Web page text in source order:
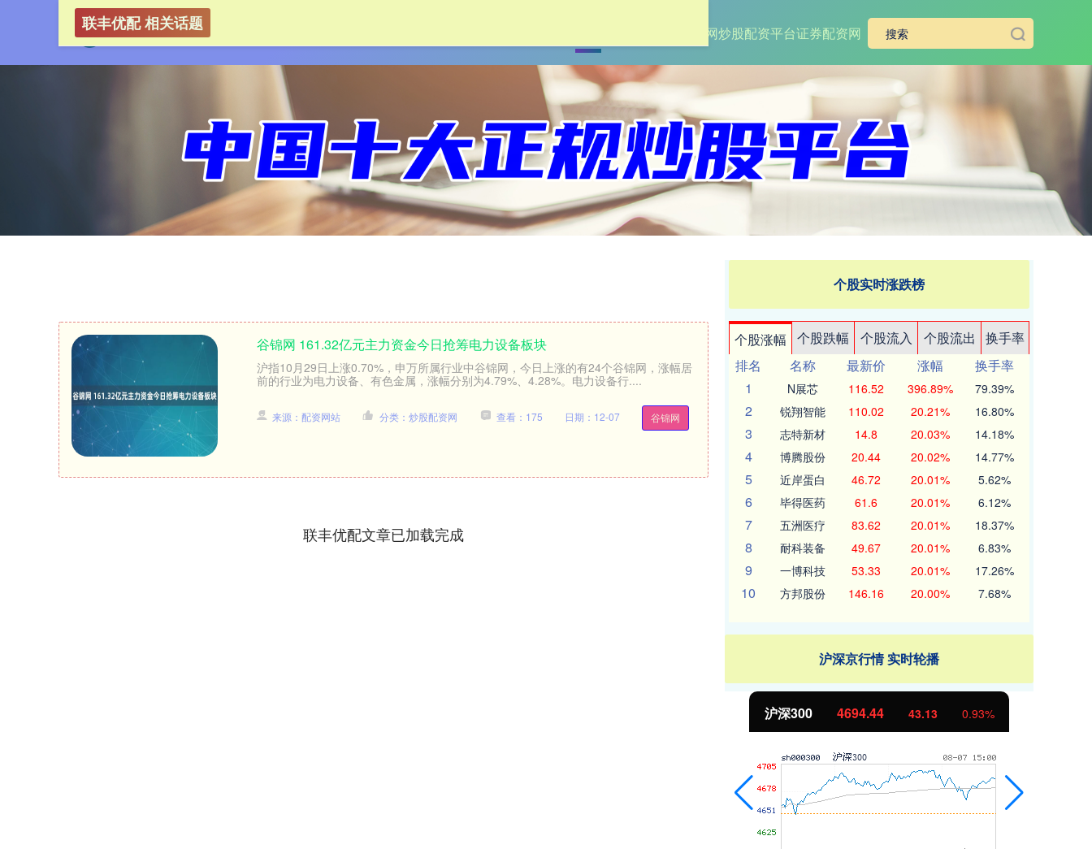
炒股配资网炒股配资平台证券配资网
联丰优配 相关话题
谷锦网 161.32亿元主力资金今日抢筹电力设备板块
沪指10月29日上涨0.70%，申万所属行业中谷锦网，今日上涨的有24个谷锦网，涨幅居
前的行业为电力设备、有色金属，涨幅分别为4.79%、4.28%。电力设备行....
谷锦网
来源：配资网站 分类：炒股配资网 查看：175 日期：12-07
联丰优配文章已加载完成
个股实时涨跌榜
个股涨幅 个股跌幅 个股流入 个股流出
换手率
排名
名称 最新价 涨幅
换手率
1
N展芯 116.52 396.89% 79.39%
2 锐翔智能 110.02 20.21% 16.80%
3 志特新材 14.8 20.03% 14.18%
4 博腾股份 20.44 20.02% 14.77%
5 近岸蛋白 46.72 20.01% 5.62%
6 毕得医药 61.6 20.01% 6.12%
7 五洲医疗 83.62 20.01% 18.37%
8 耐科装备 49.67 20.01% 6.83%
9 一博科技 53.33 20.01% 17.26%
10 方邦股份 146.16 20.00% 7.68%
沪深京行情 实时轮播
沪深300 4694.44 43.13 0.93%